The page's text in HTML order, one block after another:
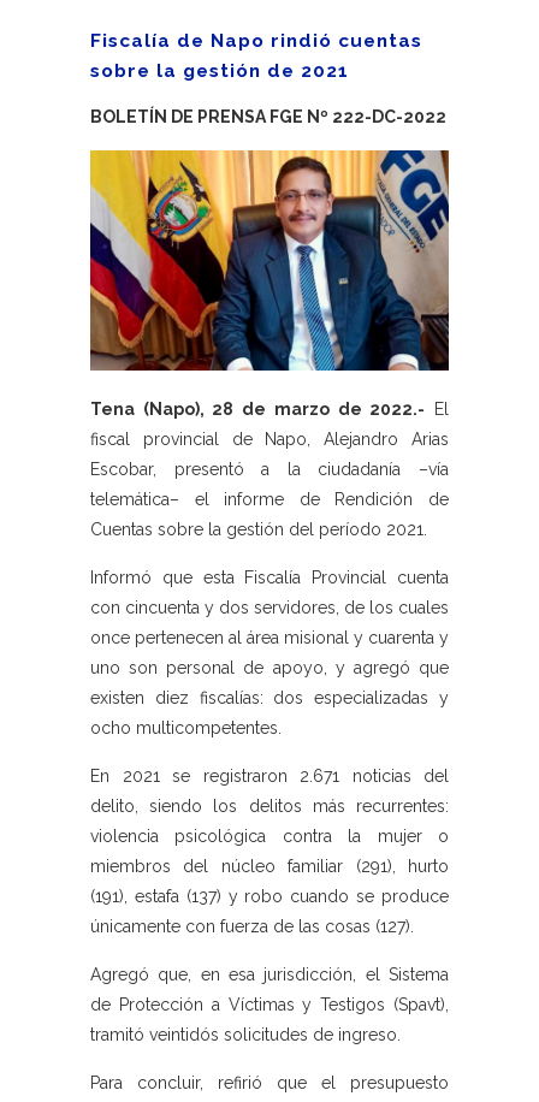
Fiscalía de Napo rindió cuentas
sobre la gestión de 2021
BOLETÍN DE PRENSA FGE Nº 222-DC-2022
Tena (Napo), 28 de marzo de 2022.- El
fiscal provincial de Napo, Alejandro Arias
Escobar, presentó a la ciudadanía –vía
telemática– el informe de Rendición de
Cuentas sobre la gestión del período 2021.
Informó que esta Fiscalía Provincial cuenta
con cincuenta y dos servidores, de los cuales
once pertenecen al área misional y cuarenta y
uno son personal de apoyo, y agregó que
existen diez fiscalías: dos especializadas y
ocho multicompetentes.
En 2021 se registraron 2.671 noticias del
delito, siendo los delitos más recurrentes:
violencia psicológica contra la mujer o
miembros del núcleo familiar (291), hurto
(191), estafa (137) y robo cuando se produce
únicamente con fuerza de las cosas (127).
Agregó que, en esa jurisdicción, el Sistema
de Protección a Víctimas y Testigos (Spavt),
tramitó veintidós solicitudes de ingreso.
Para concluir, refirió que el presupuesto